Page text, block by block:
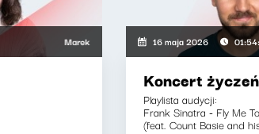
Marek Napiórkowski, Adam Stasiak16 maja 2026
Koncert
Playlista audycji:
Frank Sinatra - Fly Me
(feat. Count Basie and